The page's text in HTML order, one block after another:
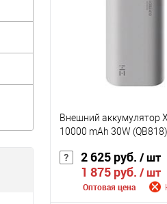
Внешний аккумулятор
10000 mAh 30W (QB818)
2 625 руб. / шт
1 875 руб. / шт
Оптовая цена